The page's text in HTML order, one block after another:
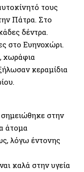
τους
Πάτρα. Στο
δέντρα.
στο Ευηνοχώρι.
χωράφια
κεραμίδια
στην
άτομα
λόγω έντονης
καλά στην υγεία